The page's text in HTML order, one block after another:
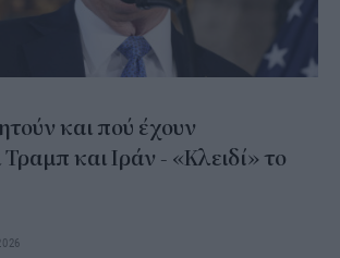
και πού έχουν
και Ιράν - «Κλειδί» το